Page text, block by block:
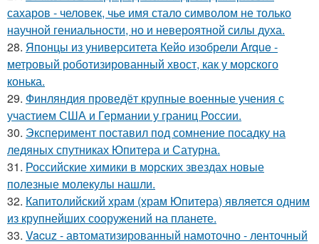
сахаров - человек, чье имя стало символом не только
научной гениальности, но и невероятной силы духа.
28. Японцы из университета Кейо изобрели Arque -
метровый роботизированный хвост, как у морского
конька.
29. Финляндия проведёт крупные военные учения с
участием США и Германии у границ России.
30. Эксперимент поставил под сомнение посадку на
ледяных спутниках Юпитера и Сатурна.
31. Российские химики в морских звездах новые
полезные молекулы нашли.
32. Капитолийский храм (храм Юпитера) является одним
из крупнейших сооружений на планете.
33. Vacuz - автоматизированный намоточно - ленточный